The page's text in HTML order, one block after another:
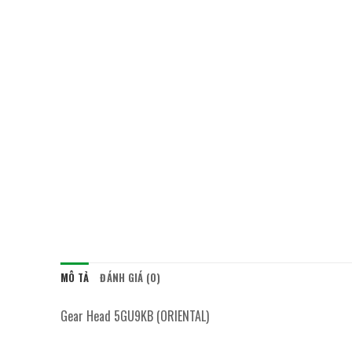
MÔ TẢ ĐÁNH GIÁ (0)
Gear Head 5GU9KB (ORIENTAL)